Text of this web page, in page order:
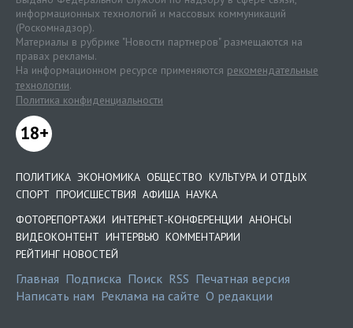
информационных технологий и массовых коммуникаций
(Роскомнадзор).
Материалы в рубрике "Новости партнеров" размещаются на
правах рекламы.
На информационном ресурсе применяются рекомендательные
технологии.
Политика конфиденциальности
18+
ПОЛИТИКА ЭКОНОМИКА ОБЩЕСТВО КУЛЬТУРА И ОТДЫХ
СПОРТ ПРОИСШЕСТВИЯ АФИША НАУКА
ФОТОРЕПОРТАЖИ ИНТЕРНЕТ-КОНФЕРЕНЦИИ АНОНСЫ
ВИДЕОКОНТЕНТ ИНТЕРВЬЮ КОММЕНТАРИИ
РЕЙТИНГ НОВОСТЕЙ
Главная Подписка Поиск RSS Печатная версия
Написать нам Реклама на сайте О редакции